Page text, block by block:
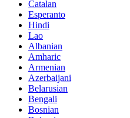
Catalan
Esperanto
Hindi
Lao
Albanian
Amharic
Armenian
Azerbaijani
Belarusian
Bengali
Bosnian